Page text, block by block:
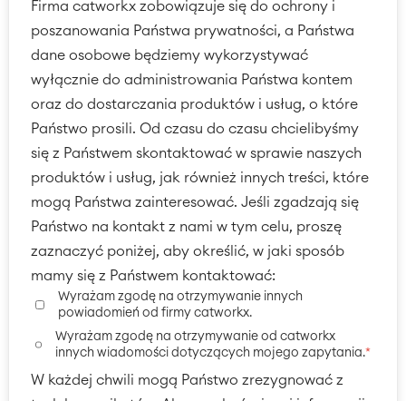
Agile & DevOps
Programowanie zwinne
Test Management
Dokumentacja techniczna
Firma catworkx zobowiązuje się do ochrony i
poszanowania Państwa prywatności, a Państwa
dane osobowe będziemy wykorzystywać
wyłącznie do administrowania Państwa kontem
oraz do dostarczania produktów i usług, o które
Państwo prosili. Od czasu do czasu chcielibyśmy
się z Państwem skontaktować w sprawie naszych
produktów i usług, jak również innych treści, które
mogą Państwa zainteresować. Jeśli zgadzają się
Państwo na kontakt z nami w tym celu, proszę
zaznaczyć poniżej, aby określić, w jaki sposób
mamy się z Państwem kontaktować:
Wyrażam zgodę na otrzymywanie innych
powiadomień od firmy catworkx.
Wyrażam zgodę na otrzymywanie od catworkx
innych wiadomości dotyczących mojego zapytania.*
W każdej chwili mogą Państwo zrezygnować z